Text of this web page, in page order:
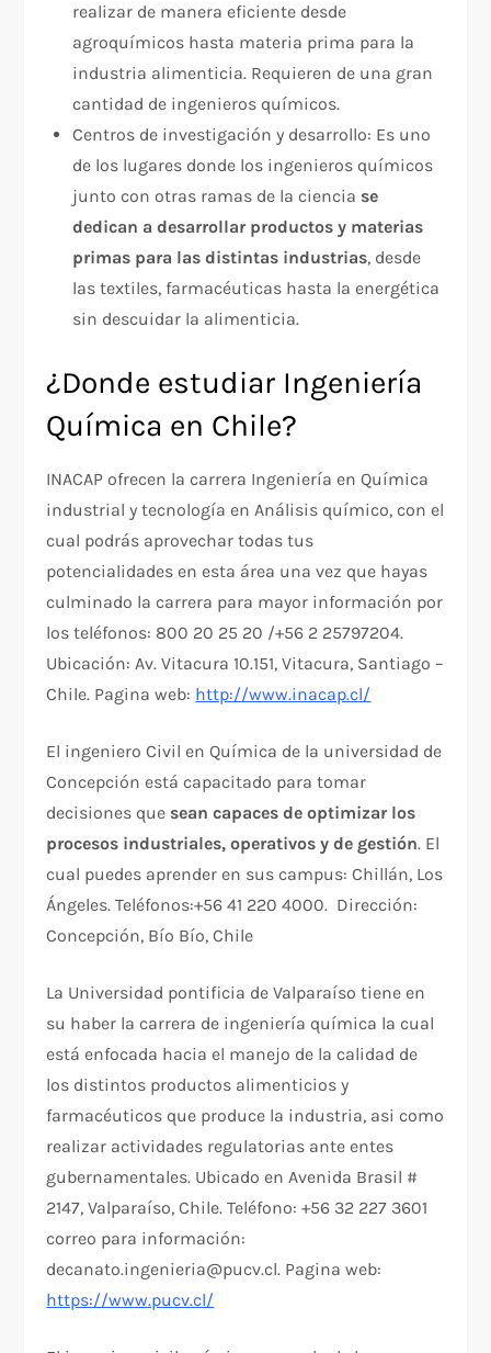
realizar de manera eficiente desde
agroquímicos hasta materia prima para la
industria alimenticia. Requieren de una gran
cantidad de ingenieros químicos.
Centros de investigación y desarrollo: Es uno
de los lugares donde los ingenieros químicos
junto con otras ramas de la ciencia se
dedican a desarrollar productos y materias
primas para las distintas industrias, desde
las textiles, farmacéuticas hasta la energética
sin descuidar la alimenticia.
¿Donde estudiar Ingeniería
Química en Chile?
INACAP ofrecen la carrera Ingeniería en Química
industrial y tecnología en Análisis químico, con el
cual podrás aprovechar todas tus
potencialidades en esta área una vez que hayas
culminado la carrera para mayor información por
los teléfonos: 800 20 25 20 /+56 2 25797204.
Ubicación: Av. Vitacura 10.151, Vitacura, Santiago –
Chile. Pagina web: http://www.inacap.cl/
El ingeniero Civil en Química de la universidad de
Concepción está capacitado para tomar
decisiones que sean capaces de optimizar los
procesos industriales, operativos y de gestión. El
cual puedes aprender en sus campus: Chillán, Los
Ángeles. Teléfonos:+56 41 220 4000. Dirección:
Concepción, Bío Bío, Chile
La Universidad pontificia de Valparaíso tiene en
su haber la carrera de ingeniería química la cual
está enfocada hacia el manejo de la calidad de
los distintos productos alimenticios y
farmacéuticos que produce la industria, asi como
realizar actividades regulatorias ante entes
gubernamentales. Ubicado en Avenida Brasil #
2147, Valparaíso, Chile. Teléfono: +56 32 227 3601
correo para información:
decanato.ingenieria@pucv.cl. Pagina web:
https://www.pucv.cl/